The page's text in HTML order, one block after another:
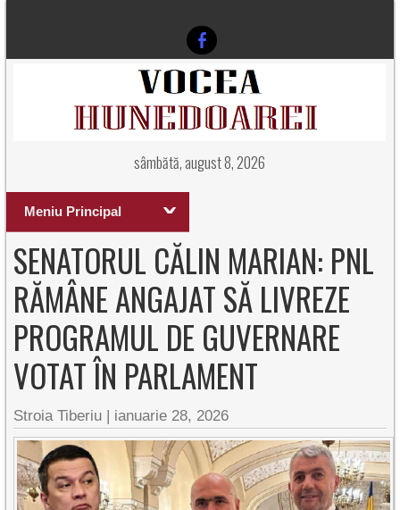
sâmbătă, august 8, 2026
Meniu Principal
SENATORUL CĂLIN MARIAN: PNL
RĂMÂNE ANGAJAT SĂ LIVREZE
PROGRAMUL DE GUVERNARE
VOTAT ÎN PARLAMENT
Stroia Tiberiu | ianuarie 28, 2026